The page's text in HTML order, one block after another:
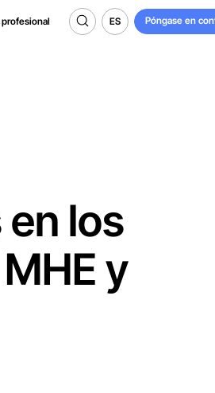
profesional
ES
ES
Póngase en
Póngase en
los
y